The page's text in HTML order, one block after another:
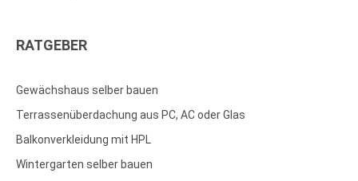
RATGEBER
Gewächshaus selber bauen
Terrassenüberdachung aus PC, AC oder Glas
Balkonverkleidung mit HPL
Wintergarten selber bauen